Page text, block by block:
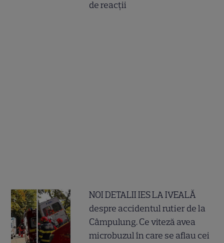
de reacții
NOI DETALII IES LA IVEALĂ
despre accidentul rutier de la
Câmpulung. Ce viteză avea
microbuzul în care se aflau cei